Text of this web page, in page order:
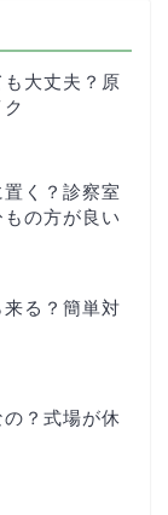
大丈夫？原
く？診察室
の方が良い
る？簡単対
？式場が休